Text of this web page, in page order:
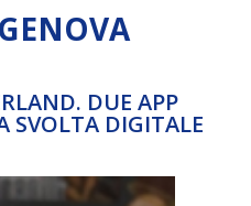
DUE APP
SVOLTA DIGITALE